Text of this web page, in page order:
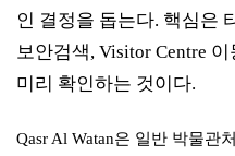
인 결정을 돕는다. 핵심은
보안검색, Visitor Centre
미리 확인하는 것이다.
Qasr Al Watan은 일반 박물관